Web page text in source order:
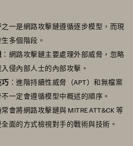
之一是網路攻擊鏈遵循逐步模型，而現
多個階段。
：網路攻擊鏈主要處理外部威脅，忽略
侵內部人士的內部攻擊。
：進階持續性威脅（APT）和無檔案
一定會遵循模型中概述的順序。
會將網路攻擊鏈與 MITRE ATT&CK 等
面的方式檢視對手的戰術與技術。